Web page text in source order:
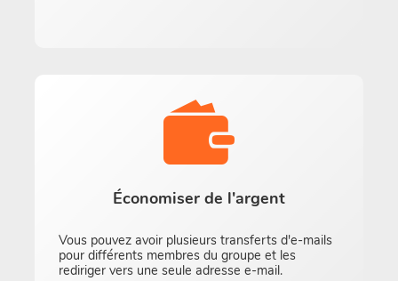
Économiser de l'argent
Vous pouvez avoir plusieurs transferts d'e-mails
pour différents membres du groupe et les
rediriger vers une seule adresse e-mail.